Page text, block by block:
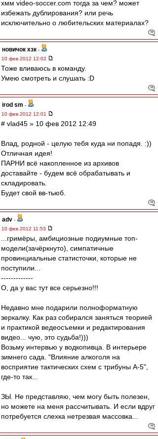
хмм video-soccer.com тогда за чем? может
избежать дублирования? или речь
исключительно о любительских материалах?
новичок хзк -
10 фев 2012 12:02
Тоже вливаюсь в команду.
Умею смотреть и слушать :D
irod sm -
10 фев 2012 12:01
# vlad45 » 10 фев 2012 12:49
Влад, родной - целую тебя куда ни попадя. :))
Отличная идея!
ПАРНИ всё накопленное из архивов
доставайте - будем всё обрабатывать и
складировать.
Будет свой вв-тьюб.
adv -
10 фев 2012 11:53
...гримёры, амбициозные подиумные топ-
модели(зачёркнуто), симпатичные
провинциальные статисточки, которые не
поступили...
-------------
О, да у вас тут все серьезно!!!
Недавно мне подарили полноформатную
зеркалку. Как раз собирался заняться теорией
и практикой ведеосъемки и редактирования
видео... чую, это судьба!)))
Возьму интервью у водкопивца. В интерьере
зимнего сада. "Влияние алкоголя на
восприятие тактических схем с трибуны А-5",
где-то так...
ЗЫ. Не представляю, чем могу быть полезен,
но можете на меня рассчитывать. И если вдруг
потребуется слехка нетрезвая массовка...